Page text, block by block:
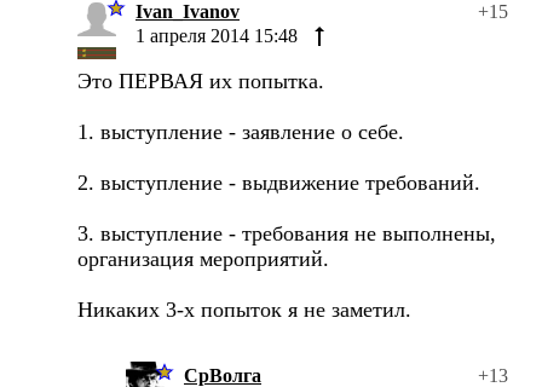
Ivan_Ivanov
+15
1 апреля 2014 15:48
Это ПЕРВАЯ их попытка.
1. выступление - заявление о себе.
2. выступление - выдвижение требований.
3. выступление - требования не выполнены,
организация мероприятий.
Никаких 3-х попыток я не заметил.
СрВолга
+13